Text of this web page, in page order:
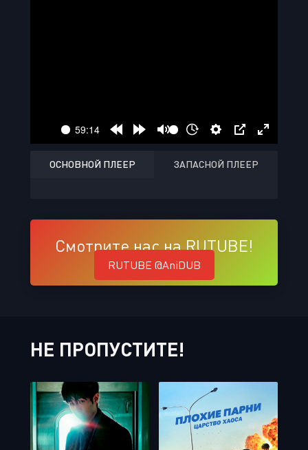
ОСНОВНОЙ ПЛЕЕР ЗАПАСНОЙ ПЛЕЕР
Смотрите нас на RUTUBE!
RUTUBE @AniDUB
НЕ ПРОПУСТИТЕ!